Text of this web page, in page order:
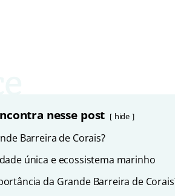
nesse post hide
Barreira de Corais?
única e ecossistema marinho
da Grande Barreira de